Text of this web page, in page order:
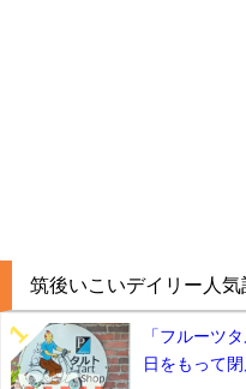
筑後いこいデイリー人
「フルーツ
日をもって